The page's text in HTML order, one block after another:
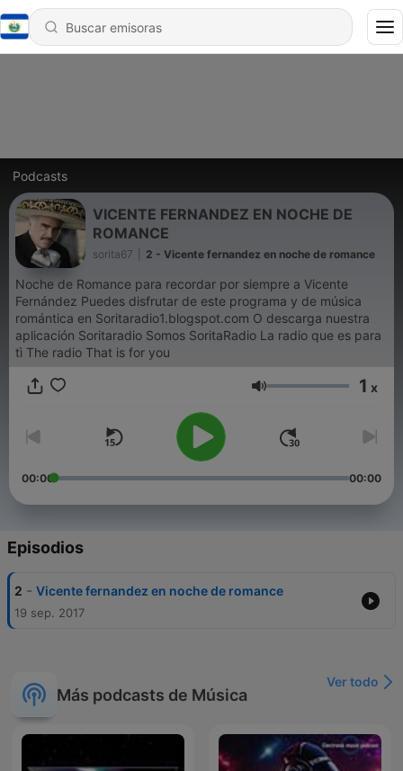
Podcasts
VICENTE FERNANDEZ EN NOCHE DE
ROMANCE
sorita67 2 - Vicente fernandez en noche de romance
Noche de Romance para recordar por siempre a Vicente
Fernández Puedes disfrutar de este programa y de música
romántica en Soritaradio1.blogspot.com O descarga nuestra
aplicación Soritaradio Somos SoritaRadio La radio que es para
tì The radio That is for you
Volumen 1 x
00:00 00:00
Episodios
2 - Vicente fernandez en noche de romance
19 sep. 2017
Más podcasts de Música
Ver todo